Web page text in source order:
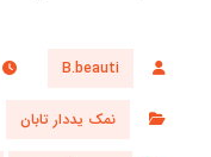
B.beauti
نمک یددار تابان